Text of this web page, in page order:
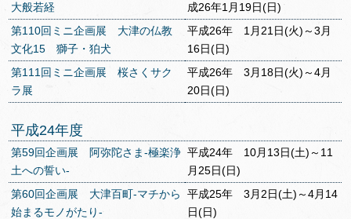
大般若経
成26年1月19日(日)
第110回ミニ企画展 大津の仏教
文化15 獅子・狛犬
平成26年 1月21日(火)～3月
16日(日)
第111回ミニ企画展 桜さくサク
ラ展
平成26年 3月18日(火)～4月
20日(日)
平成24年度
第59回企画展 阿弥陀さま-極楽浄
土への誓い-
平成24年 10月13日(土)～11
月25日(日)
第60回企画展 大津百町-マチから
始まるモノがたり-
平成25年 3月2日(土)～4月14
日(日)